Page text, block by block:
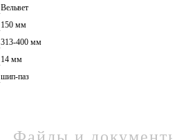
Вельвет
150 мм
313-400 мм
14 мм
шип-паз